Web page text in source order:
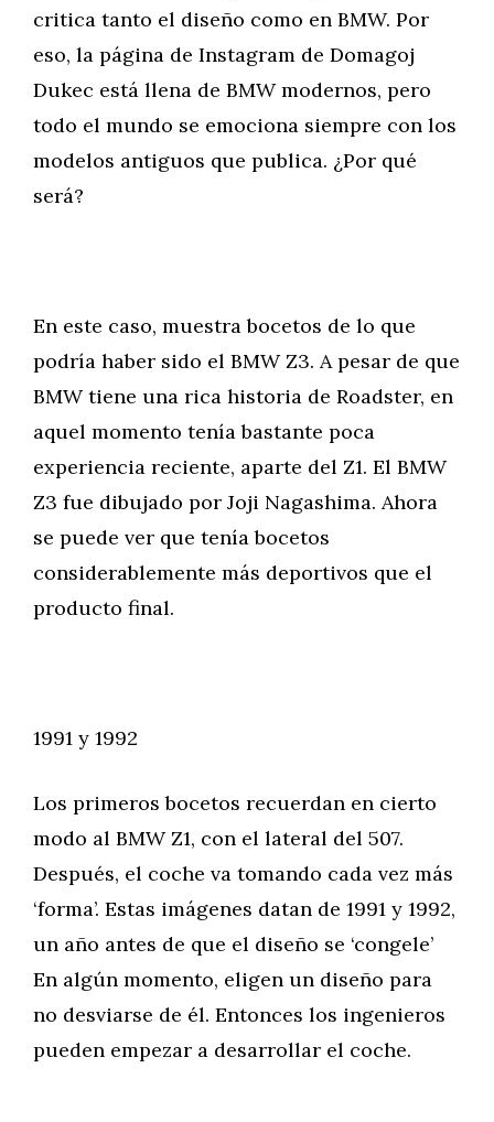
critica tanto el diseño como en BMW. Por
eso, la página de Instagram de Domagoj
Dukec está llena de BMW modernos, pero
todo el mundo se emociona siempre con los
modelos antiguos que publica. ¿Por qué
será?
En este caso, muestra bocetos de lo que
podría haber sido el BMW Z3. A pesar de que
BMW tiene una rica historia de Roadster, en
aquel momento tenía bastante poca
experiencia reciente, aparte del Z1. El BMW
Z3 fue dibujado por Joji Nagashima. Ahora
se puede ver que tenía bocetos
considerablemente más deportivos que el
producto final.
1991 y 1992
Los primeros bocetos recuerdan en cierto
modo al BMW Z1, con el lateral del 507.
Después, el coche va tomando cada vez más
‘forma’. Estas imágenes datan de 1991 y 1992,
un año antes de que el diseño se ‘congele’
En algún momento, eligen un diseño para
no desviarse de él. Entonces los ingenieros
pueden empezar a desarrollar el coche.